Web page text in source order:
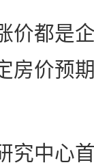
价都是
房价预
究中心